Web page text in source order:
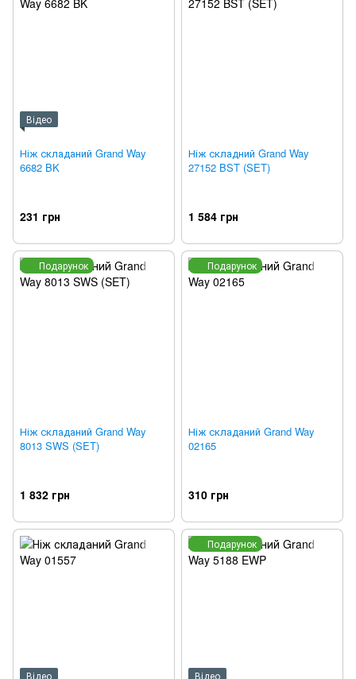
Відео
Ніж складаний Grand Way
6682 BK
231 грн
Ніж складний Grand Way
27152 BST (SET)
1 584 грн
Подарунок
Ніж складаний Grand Way
8013 SWS (SET)
1 832 грн
Подарунок
Ніж складаний Grand Way
02165
310 грн
Відео
Подарунок
Відео